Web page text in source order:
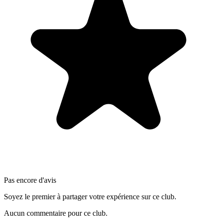
Pas encore d'avis
Soyez le premier à partager votre expérience sur ce club.
Aucun commentaire pour ce club.